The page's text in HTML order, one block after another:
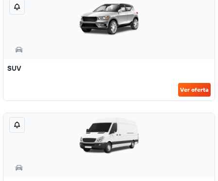
SUV
Ver oferta